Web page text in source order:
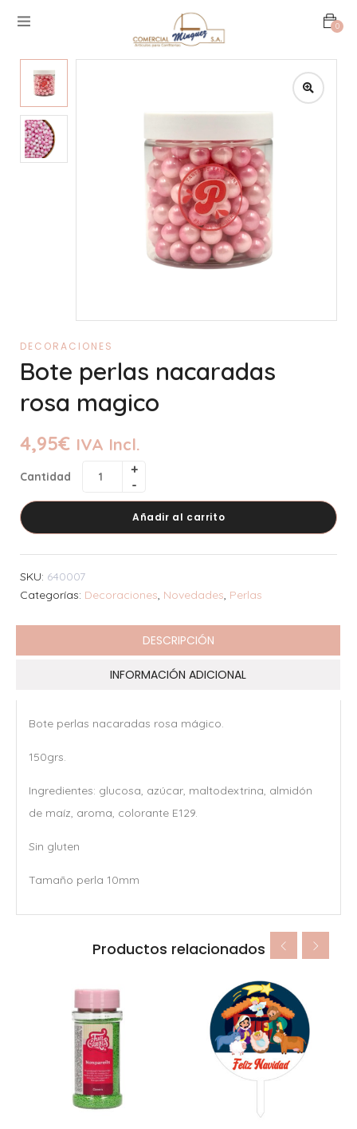
0
DECORACIONES
Bote perlas nacaradas
rosa magico
4,95€ IVA Incl.
Cantidad
Añadir al carrito
SKU: 640007
Categorías: Decoraciones, Novedades, Perlas
DESCRIPCIÓN
INFORMACIÓN ADICIONAL
Bote perlas nacaradas rosa mágico.
150grs.
Ingredientes: glucosa, azúcar, maltodextrina, almidón
de maíz, aroma, colorante E129.
Sin gluten
Tamaño perla 10mm
Productos relacionados